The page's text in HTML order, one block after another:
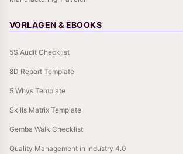
VORLAGEN & EBOOKS
5S Audit Checklist
8D Report Template
5 Whys Template
Skills Matrix Template
Gemba Walk Checklist
Quality Management in Industry 4.0